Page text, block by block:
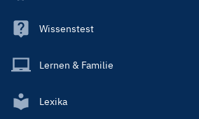
Wissenstest
Lernen & Familie
Lexika